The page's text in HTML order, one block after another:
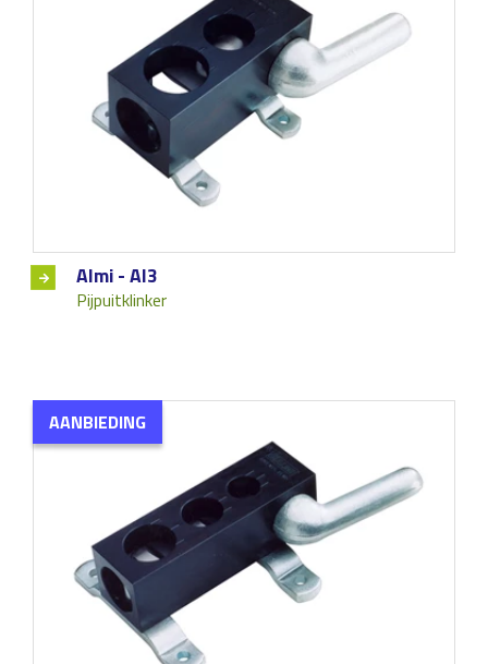
Almi - Al3
Pijpuitklinker
AANBIEDING